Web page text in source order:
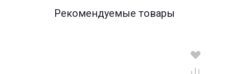
Рекомендуемые товары